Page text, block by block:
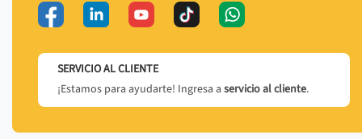
SERVICIO AL CLIENTE
¡Estamos para ayudarte! Ingresa a servicio al cliente.